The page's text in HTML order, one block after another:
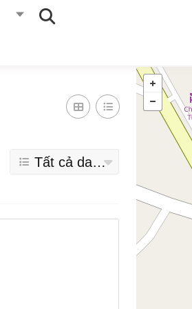
Tất cả danh mục